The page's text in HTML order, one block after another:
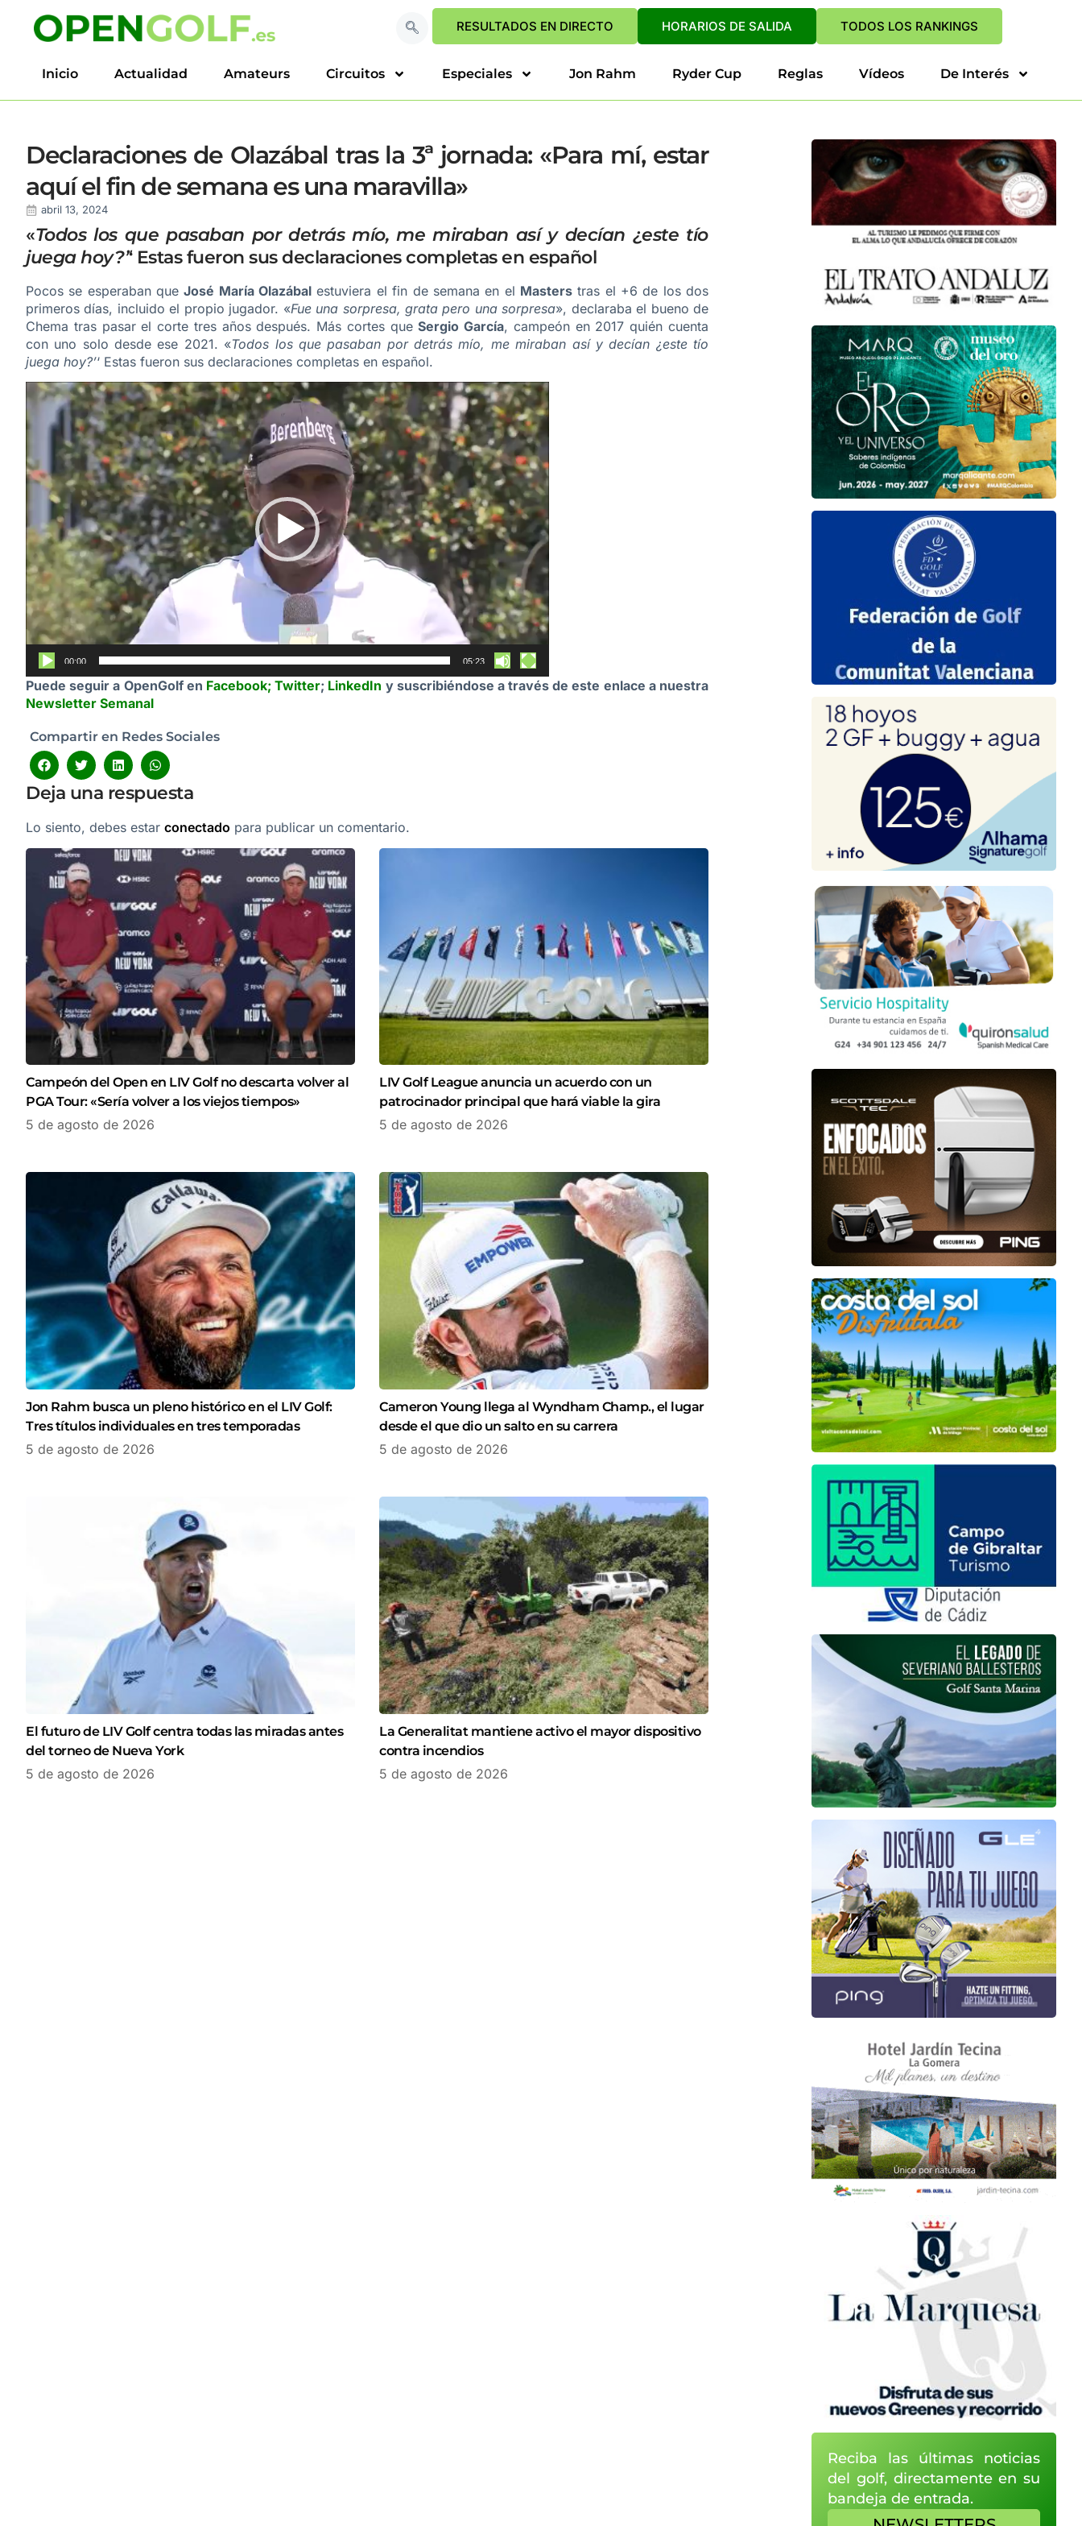
RESULTADOS EN DIRECTO HORARIOS DE SALIDA TODOS LOS RANKINGS
Inicio Actualidad Amateurs Circuitos Especiales Jon Rahm Ryder Cup Reglas Vídeos De Interés
Declaraciones de Olazábal tras la 3ª jornada: «Para mí, estar
aquí el fin de semana es una maravilla»
abril 13, 2024
«Todos los que pasaban por detrás mío, me miraban así y decían ¿este tío
juega hoy?’‘ Estas fueron sus declaraciones completas en español
Pocos se esperaban queJosé María Olazábal estuviera el fin de semana en el Masterstras el +6 de los dos
primeros días, incluido el propio jugador. «Fue una sorpresa, grata pero una sorpresa», declaraba el bueno de
Chema tras pasar el corte tres años después. Más cortes queSergio García, campeón en 2017 quién cuenta
con uno solo desde ese 2021. «Todos los que pasaban por detrás mío, me miraban así y decían ¿este tío
juega hoy?’‘ Estas fueron sus declaraciones completas en español.
Reproductor
de
vídeo
00:00 05:23
Puede seguir a OpenGolf en Facebook; Twitter; LinkedIn y suscribiéndose a través de este enlace a nuestra
Newsletter Semanal
Compartir en Redes Sociales
Deja una respuesta
Lo siento, debes estar conectado para publicar un comentario.
Campeón del Open en LIV Golf no descarta volver al
PGA Tour: «Sería volver a los viejos tiempos»
5 de agosto de 2026
LIV Golf League anuncia un acuerdo con un
patrocinador principal que hará viable la gira
5 de agosto de 2026
Jon Rahm busca un pleno histórico en el LIV Golf:
Tres títulos individuales en tres temporadas
5 de agosto de 2026
Cameron Young llega al Wyndham Champ., el lugar
desde el que dio un salto en su carrera
5 de agosto de 2026
El futuro de LIV Golf centra todas las miradas antes
del torneo de Nueva York
5 de agosto de 2026
La Generalitat mantiene activo el mayor dispositivo
contra incendios
5 de agosto de 2026
Reciba las últimas noticias
del golf, directamente en su
bandeja de entrada.